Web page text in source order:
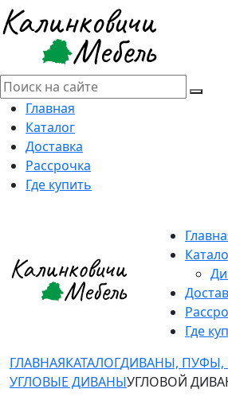
Главная
Каталог
Доставка
Рассрочка
Где купить
Где
ГЛАВНАЯКАТАЛОГДИВАНЫ, ПУФЫ,
УГЛОВЫЕ ДИВАНЫУГЛОВОЙ